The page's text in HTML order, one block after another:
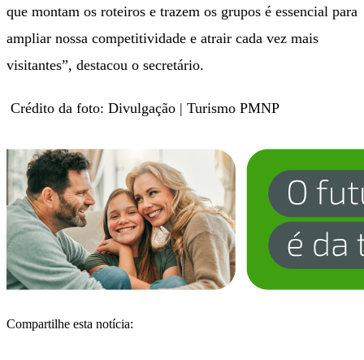
que montam os roteiros e trazem os grupos é essencial para
ampliar nossa competitividade e atrair cada vez mais
visitantes”, destacou o secretário.
Crédito da foto: Divulgação | Turismo PMNP
Compartilhe esta notícia: